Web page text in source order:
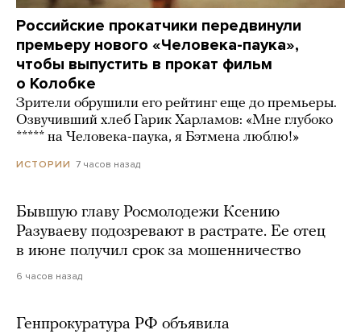
Российские прокатчики передвинули
премьеру нового «Человека-паука»,
чтобы выпустить в прокат фильм
о Колобке
Зрители обрушили его рейтинг еще до премьеры.
Озвучивший хлеб Гарик Харламов: «Мне глубоко
***** на Человека-паука, я Бэтмена люблю!»
ИСТОРИИ 7 часов назад
Бывшую главу Росмолодежи Ксению
Разуваеву подозревают в растрате. Ее отец
в июне получил срок за мошенничество
6 часов назад
Генпрокуратура РФ объявила